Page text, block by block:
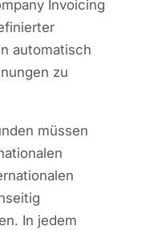
Invoicing
automatisch
zu
müssen
In jedem